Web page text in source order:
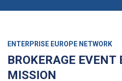
ENTERPRISE EUROPE NETWORK
BROKERAGE EVENT
MISSION